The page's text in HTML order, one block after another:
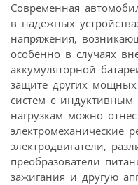
Современная
в надежных
напряжения,
особенно в случаях
аккумуляторной
защите других
систем с индуктивным
нагрузкам можно
электромеханические
электродвигатели,
преобразователи
зажигания и другую